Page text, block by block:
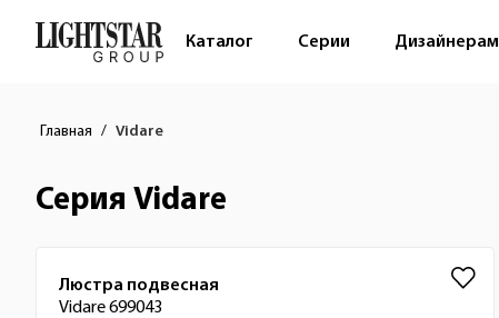
Каталог Серии Дизайнерам
Главная Vidare
Серия Vidare
Люстра подвесная
Vidare 699043